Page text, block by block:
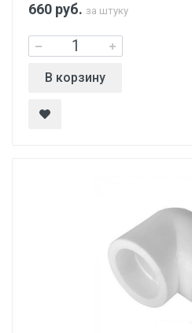
660 руб. за штуку
В корзину